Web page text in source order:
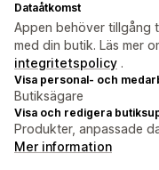
Dataåtkomst
Appen behöver tillgång
med din butik. Läs mer
integritetspolicy .
Visa personal- och
Butiksägare
Visa och redigera
Produkter, anpassade
Mer information